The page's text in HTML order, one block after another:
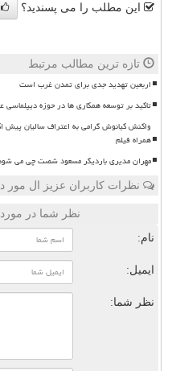
این مطلب را می پسندید؟
تازه ترین مطالب مرتبط
اربعین تهدید جدی برای تمدن غرب است
تاکید بر توسعه همکاری ها در حوزه
واکنش کیانوش گرامی به اعتراف سالیان پیش
همراه فیلم
مهران مدیری باردیگر مسعود شصت چی می
نظرات کاربران عزیز ال مور
نظر شما در
نام:
ایمیل:
نظر شما: